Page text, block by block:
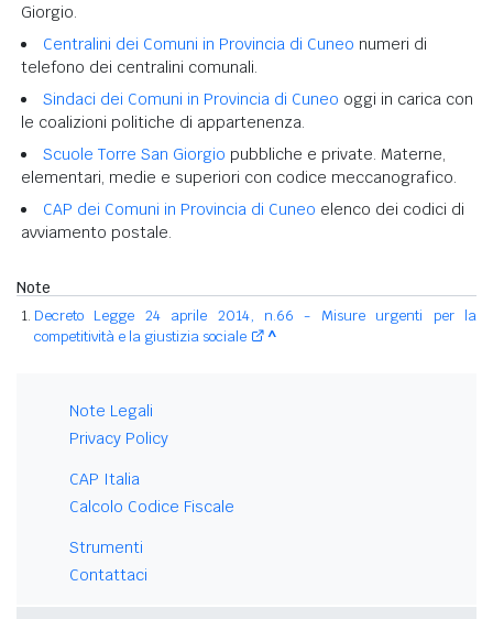
Giorgio.
Centralini dei Comuni in Provincia di Cuneo numeri di
telefono dei centralini comunali.
Sindaci dei Comuni in Provincia di Cuneo oggi in carica con
le coalizioni politiche di appartenenza.
Scuole Torre San Giorgio pubbliche e private. Materne,
elementari, medie e superiori con codice meccanografico.
CAP dei Comuni in Provincia di Cuneo elenco dei codici di
avviamento postale.
Note
Decreto Legge 24 aprile 2014, n.66 - Misure urgenti per la
competitività e la giustizia sociale
^
Note Legali
Privacy Policy
CAP Italia
Calcolo Codice Fiscale
Strumenti
Contattaci